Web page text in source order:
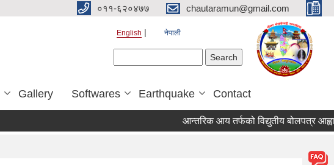
०११-६२०४७७ chautaramun@gmail.com
English नेपाली
Gallery Softwares Earthquake Contact
आन्तरिक आय तर्फको विद्युतीय बोलपत्र आह्वान